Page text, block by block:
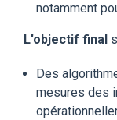
notamment
L'objectif final
Des
mesures des